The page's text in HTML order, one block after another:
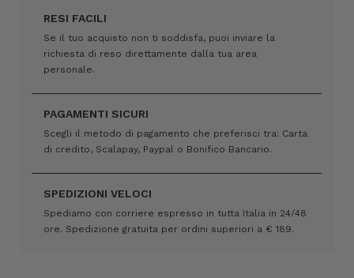
RESI FACILI
Se il tuo acquisto non ti soddisfa, puoi inviare la
richiesta di reso direttamente dalla tua area
personale.
PAGAMENTI SICURI
Scegli il metodo di pagamento che preferisci tra: Carta
di credito, Scalapay, Paypal o Bonifico Bancario.
SPEDIZIONI VELOCI
Spediamo con corriere espresso in tutta Italia in 24/48
ore. Spedizione gratuita per ordini superiori a € 189.